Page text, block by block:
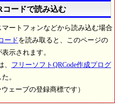
コードで読み込む
マートフォンなどから読み込む場合
ード を読み取ると、このページの
示されます。
、 フリーソフトQRCode作成プログ
。
ェーブの登録商標です）